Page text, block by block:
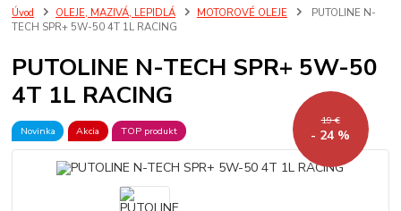
Úvod OLEJE, MAZIVÁ, LEPIDLÁ MOTOROVÉ OLEJE
PUTOLINE N-
TECH SPR+ 5W-50 4T 1L RACING
PUTOLINE N-TECH SPR+ 5W-50
4T 1L RACING
Novinka Akcia TOP produkt
19 €
- 24 %